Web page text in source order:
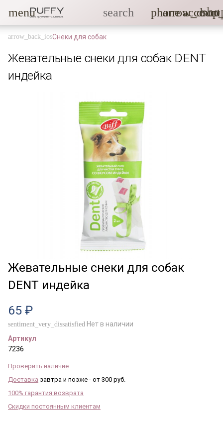
menu search phone
Снеки для собак
Жевательные снеки для собак DENT
индейка
Жевательные снеки для собак
DENT индейка
65 ₽
sentiment_very_dissatisfied Нет в наличии
Артикул
7236
Проверить наличие
Доставка завтра и позже - от 300 руб.
100% гарантия возврата
Скидки постоянным клиентам